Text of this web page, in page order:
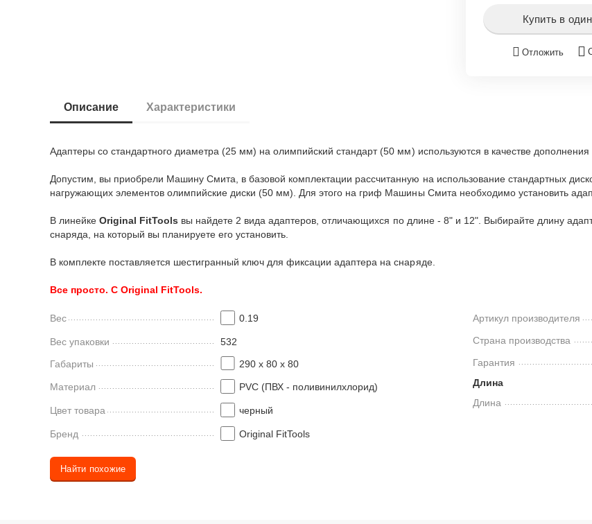
Купить в
Отложить
Описание Характеристики
Адаптеры со стандартного диаметра (25 мм) на олимпийский стандарт (50 мм) используются в качестве
Допустим, вы приобрели Машину Смита, в базовой комплектации рассчитанную на использование стандартных
нагружающих элементов олимпийские диски (50 мм). Для этого на гриф Машины Смита необходимо установить
В линейкеOriginal FitTools вы найдете 2 вида адаптеров, отличающихся по длине - 8" и 12". Выбирайте длину
снаряда, на который вы планируете его установить.
В комплекте поставляется шестигранный ключ для фиксации адаптера на снаряде.
Все просто. С Original FitTools.
Вес 0.19
Вес упаковки
532
Габариты
290 х 80 х 80
Материал PVC (ПВХ - поливинилхлорид)
Цвет товара черный
Бренд Original FitTools
Артикул производителя
Страна производства
Гарантия
Длина
Длина
Найти похожие